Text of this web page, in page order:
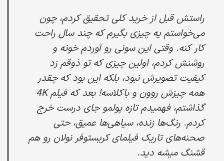
راستش قبل از خرید کلی تحقیق کردم، چون
می‌خواستم یه چیزی بگیرم که چند سال راحت
کار کنه. وقتی این سونی رو آوردم خونه و
روشنش کردم، اولین چیزی که تو ذوقم زد
کیفیت تصویرش نبود، بلکه این بود که چقدر
همه چیزش روون و باکلاسه! بعد که فیلم 4K
گذاشتم، فهمیدم تازه پولمو جای درست خرج
کردم. رنگ‌ها زنده، سیاهی‌ها عمیق، حتی
صحنه‌های تاریک فیلمای کریستوفر نولان رو هم
قشنگ میشه دید.